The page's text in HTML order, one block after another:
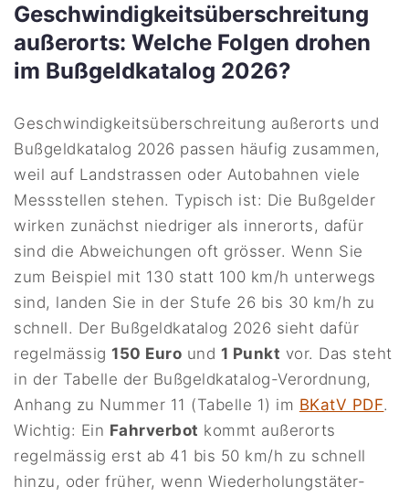
Geschwindigkeitsüberschreitung
außerorts: Welche Folgen drohen
im Bußgeldkatalog 2026?
Geschwindigkeitsüberschreitung außerorts und
Bußgeldkatalog 2026 passen häufig zusammen,
weil auf Landstrassen oder Autobahnen viele
Messstellen stehen. Typisch ist: Die Bußgelder
wirken zunächst niedriger als innerorts, dafür
sind die Abweichungen oft grösser. Wenn Sie
zum Beispiel mit 130 statt 100 km/h unterwegs
sind, landen Sie in der Stufe 26 bis 30 km/h zu
schnell. Der Bußgeldkatalog 2026 sieht dafür
regelmässig150 Euro und 1 Punkt vor. Das steht
in der Tabelle der Bußgeldkatalog-Verordnung,
Anhang zu Nummer 11 (Tabelle 1) im BKatV PDF.
Wichtig: Ein Fahrverbot kommt außerorts
regelmässig erst ab 41 bis 50 km/h zu schnell
hinzu, oder früher, wenn Wiederholungstäter-